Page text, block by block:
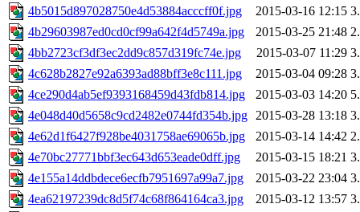
4b5015d897028750e4d53884acccff0f.jpg
2015-03-16 12:15
4b29603987ed0cd0cf99a642f4d5749a.jpg
2015-03-25 21:48
4bb2723cf3df3ec2dd9c857d319fc74e.jpg
2015-03-07 11:29
4c628b2827e92a6393ad88bff3e8c111.jpg
2015-03-04 09:28
4ce290d4ab5ef9393168459d43fdb814.jpg
2015-03-03 14:20
4e048d40d5658c9cd2482e0744fd354b.jpg 2015-03-28 13:18
4e62d1f6427f928be4031758ae69065b.jpg
2015-03-14 14:42
4e70bc27771bbf3ec643d653eade0dff.jpg
2015-03-15 18:21
4e155a14ddbdece6ecfb7951697a99a7.jpg
2015-03-22 23:04
4ea62197239dc8d5f74c68f864164ca3.jpg
2015-03-12 13:57